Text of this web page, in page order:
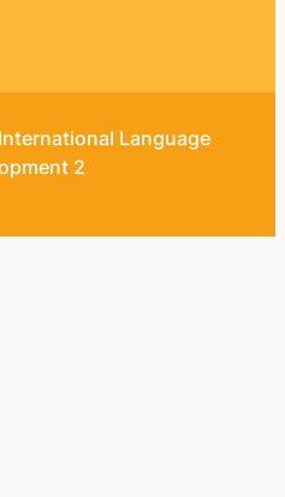
Language
2